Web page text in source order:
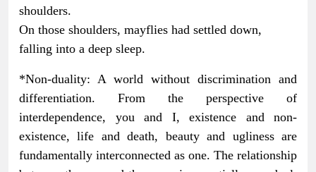
shoulders.
On those shoulders, mayflies had settled down,
falling into a deep sleep.
*Non-duality: A world without discrimination and
differentiation. From the perspective of
interdependence, you and I, existence and non-
existence, life and death, beauty and ugliness are
fundamentally interconnected as one. The relationship